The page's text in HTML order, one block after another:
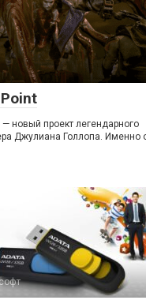
— новый проект легендарного
Джулиана Голлопа. Именно